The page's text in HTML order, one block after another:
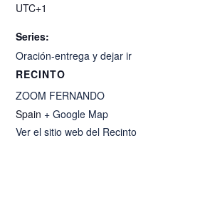
UTC+1
Series:
Oración-entrega y dejar ir
RECINTO
ZOOM FERNANDO
Spain + Google Map
Ver el sitio web del Recinto